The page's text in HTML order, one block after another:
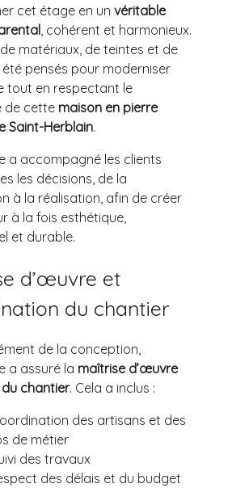
cet étage en un véritable
, cohérent et harmonieux.
matériaux, de teintes et de
pensés pour moderniser
tout en respectant le
de cette maison en pierre
Saint-Herblain.
a accompagné les clients
les décisions, de la
à la réalisation, afin de créer
à la fois esthétique,
et durable.
d’œuvre et
du chantier
de la conception,
a assuré la maîtrise d’œuvre
chantier. Cela a inclus :
des artisans et des
de métier
des travaux
des délais et du budget